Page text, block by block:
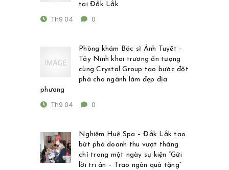
tại Đắk Lắk
Th9 04 0
Phòng khám Bác sĩ Ánh Tuyết –
Tây Ninh khai trương ấn tượng
cùng Crystal Group tạo bước đột
phá cho ngành làm đẹp địa
phương
Th9 04 0
Nghiêm Huệ Spa – Đắk Lắk tạo
bứt phá doanh thu vượt tháng
chỉ trong một ngày sự kiện “Gửi
lời tri ân – Trao ngàn quà tặng”